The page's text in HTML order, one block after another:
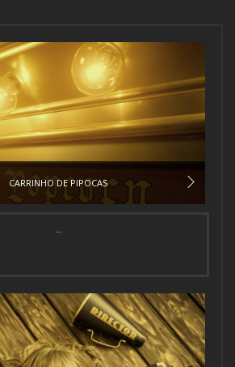
CARRINHO DE PIPOCAS
...